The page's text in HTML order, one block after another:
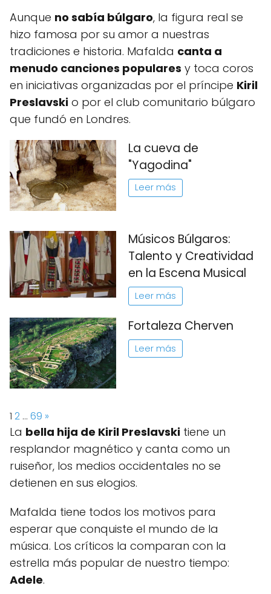
Aunque no sabía búlgaro, la figura real se
hizo famosa por su amor a nuestras
tradiciones e historia. Mafalda canta a
menudo canciones populares y toca coros
en iniciativas organizadas por el príncipe Kiril
Preslavski o por el club comunitario búlgaro
que fundó en Londres.
La cueva de
"Yagodina"
Leer más
Músicos Búlgaros:
Talento y Creatividad
en la Escena Musical
Leer más
Fortaleza Cherven
Leer más
Page:
1 2 … 69 Next
»
La bella hija de Kiril Preslavski tiene un
resplandor magnético y canta como un
ruiseñor, los medios occidentales no se
detienen en sus elogios.
Mafalda tiene todos los motivos para
esperar que conquiste el mundo de la
música. Los críticos la comparan con la
estrella más popular de nuestro tiempo:
Adele.